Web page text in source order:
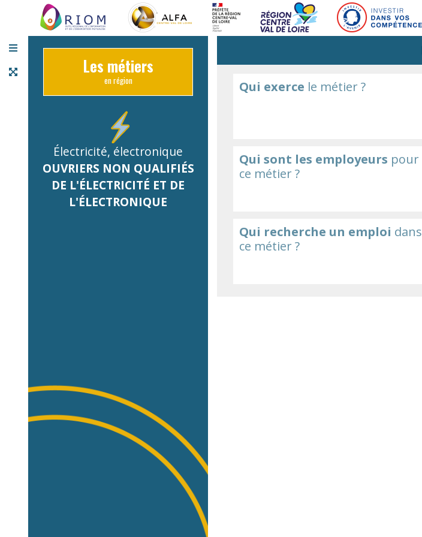
Les métiers
en région
Électricité, électronique
OUVRIERS NON QUALIFIÉS
DE L'ÉLECTRICITÉ ET DE
L'ÉLECTRONIQUE
Qui exerce le métier ?
Qui sont les employeurs pour
ce métier ?
Qui recherche un emploi dans
ce métier ?
Panneau de gestion des cookies